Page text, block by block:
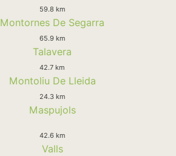
59.8 km
Montornes De Segarra
65.9 km
Talavera
42.7 km
Montoliu De Lleida
24.3 km
Maspujols
42.6 km
Valls